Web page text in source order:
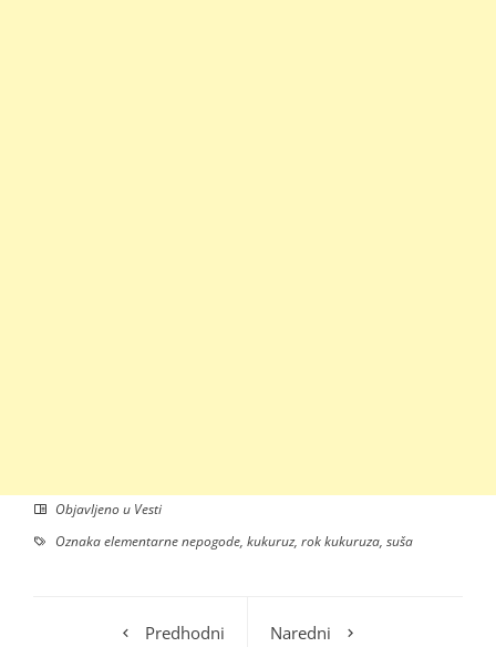
Objavljeno u Vesti
Oznakaelementarne nepogode, kukuruz, rok kukuruza, suša
Predhodni
Naredni